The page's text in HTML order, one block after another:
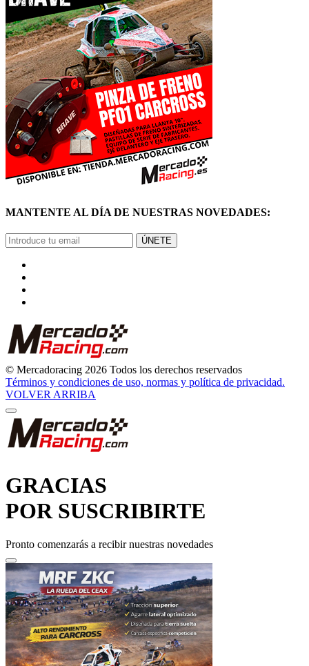
MANTENTE AL DÍA DE NUESTRAS NOVEDADES:
ÚNETE
© Mercadoracing 2026 Todos los derechos reservados
Términos y condiciones de uso, normas y política de privacidad.
VOLVER ARRIBA
GRACIAS
POR SUSCRIBIRTE
Pronto comenzarás a recibir nuestras novedades